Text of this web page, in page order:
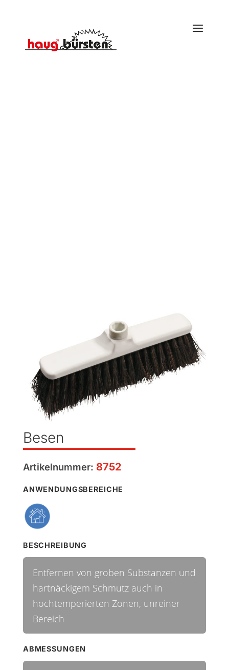
Besen
Artikelnummer: 8752
ANWENDUNGSBEREICHE
BESCHREIBUNG
Entfernen von groben Substanzen und
hartnäckigem Schmutz auch in
hochtemperierten Zonen, unreiner
Bereich
ABMESSUNGEN